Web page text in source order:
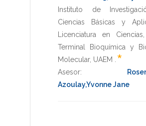
Instituto de
Ciencias Básicas y
Licenciatura en
Terminal Bioquímica y
Molecular, UAEM *
Asesor:
Azoulay,Yvonne Jane